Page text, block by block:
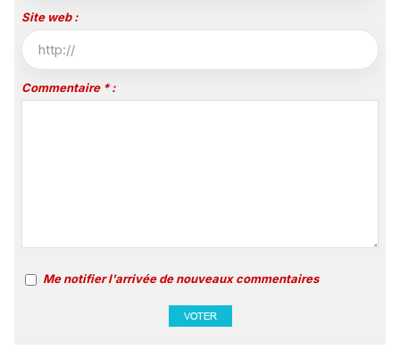
Site web :
Commentaire * :
Me notifier l'arrivée de nouveaux commentaires